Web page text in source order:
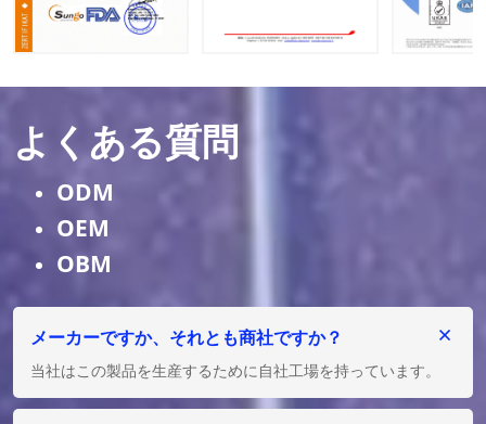
よくある質問
ODM
OEM
OBM
メーカーですか、それとも商社ですか？
当社はこの製品を生産するために自社工場を持っています。